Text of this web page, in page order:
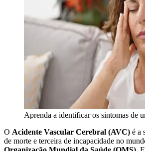
Aprenda a identificar os sintomas de
O Acidente Vascular Cerebral (AVC) é a
de morte e terceira de incapacidade no